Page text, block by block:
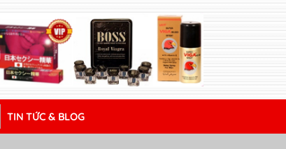
TIN TỨC & BLOG